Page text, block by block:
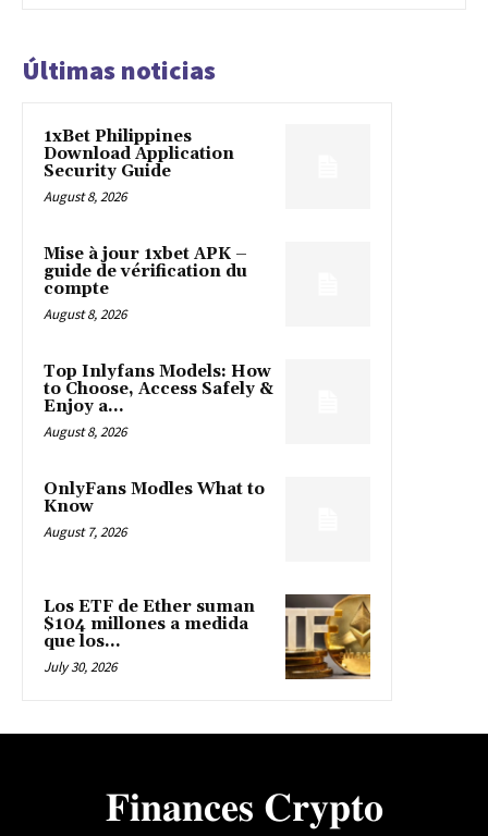
Últimas noticias
1xBet Philippines
Download Application
Security Guide
August 8, 2026
Mise à jour 1xbet APK –
guide de vérification du
compte
August 8, 2026
Top Inlyfans Models: How
to Choose, Access Safely &
Enjoy a...
August 8, 2026
OnlyFans Modles What to
Know
August 7, 2026
Los ETF de Ether suman
$104 millones a medida
que los...
July 30, 2026
𝐅𝐢𝐧𝐚𝐧𝐜𝐞𝐬 𝐂𝐫𝐲𝐩𝐭𝐨